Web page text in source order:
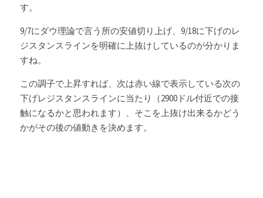
す。
9/7にダウ理論で言う所の安値切り上げ、9/18に下げのレ
ジスタンスラインを明確に上抜けしているのが分かりま
すね。
この調子で上昇すれば、次は赤い線で表示している次の
下げレジスタンスラインに当たり（2900ドル付近での接
触になるかと思われます）、そこを上抜け出来るかどう
かがその後の値動きを決めます。